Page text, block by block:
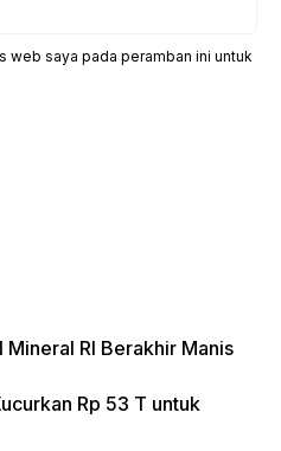
web saya pada peramban ini untuk
Mineral RI Berakhir Manis
Rp 53 T untuk